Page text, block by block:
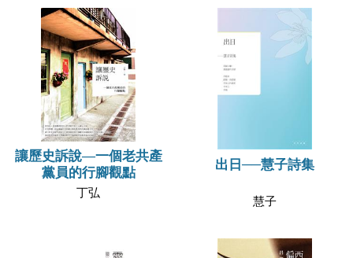
讓歷史訴說—一個老共產
黨員的行腳觀點
丁弘
出日──慧子詩集
慧子